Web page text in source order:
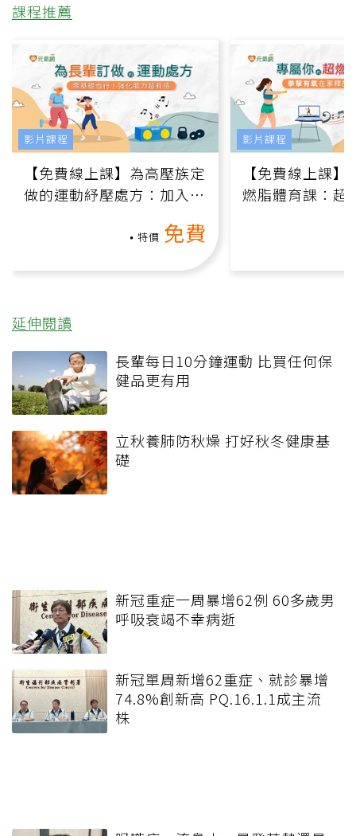
課程推薦
【免費線上課】為高壓族定
做的運動紓壓處方：加入行
特價 免費
影片課程
【免費線上課
燃脂體育課：超
影片課程
延伸閱讀
長輩每日10分鐘運動 比買任何保
健品更有用
立秋養肺防秋燥 打好秋冬健康基
礎
新冠重症一周暴增62例 60多歲男
呼吸衰竭不幸病逝
新冠單周新增62重症、就診暴增
74.8%創新高 PQ.16.1.1成主流
株